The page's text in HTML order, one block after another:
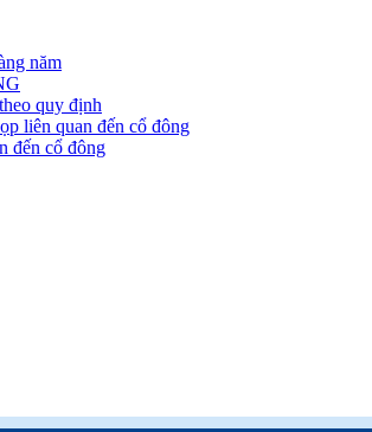
năm
quy định
liên quan đến cổ đông
đến cổ đông